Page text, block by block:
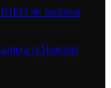
de Inchiriat
si Hoteluri